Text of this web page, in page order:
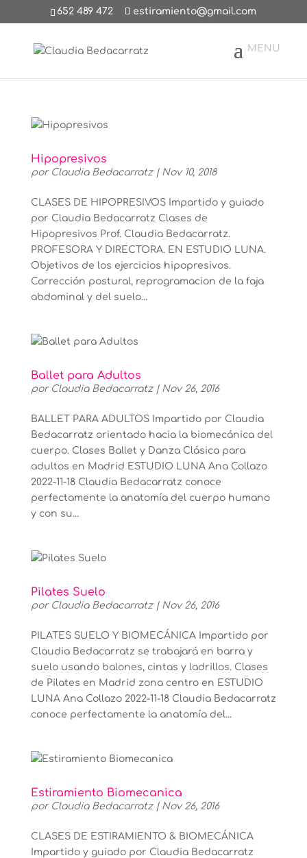
652 489 472 estiramiento@gmail.com
Hipopresivos
por Claudia Bedacarratz| Nov 10, 2018
CLASES DE HIPOPRESIVOS Impartido y guiado
por Claudia Bedacarratz Clases de
Hipopresivos Prof. Claudia Bedacarratz.
PROFESORA Y DIRECTORA. EN ESTUDIO LUNA.
Objetivos de los ejercicios hipopresivos.
Corrección postural, reprogramacion de la faja
abdominal y del suelo...
Ballet para Adultos
por Claudia Bedacarratz| Nov 26, 2016
BALLET PARA ADULTOS Impartido por Claudia
Bedacarratz orientado hacia la biomecánica del
cuerpo. Clases Ballet y Danza Clásica para
adultos en Madrid ESTUDIO LUNA Ana Collazo
2022-11-18 Claudia Bedacarratz conoce
perfectamente la anatomía del cuerpo humano
y con su...
Pilates Suelo
por Claudia Bedacarratz| Nov 26, 2016
PILATES SUELO Y BIOMECÁNICA Impartido por
Claudia Bedacarratz se trabajará en barra y
suelo usando balones, cintas y ladrillos. Clases
de Pilates en Madrid zona centro en ESTUDIO
LUNA Ana Collazo 2022-11-18 Claudia Bedacarratz
conoce perfectamente la anatomía del...
Estiramiento Biomecanica
por Claudia Bedacarratz| Nov 26, 2016
CLASES DE ESTIRAMIENTO & BIOMECÁNICA
Impartido y guiado por Claudia Bedacarratz